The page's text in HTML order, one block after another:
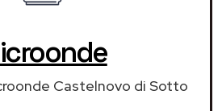
Castelnovo di Sotto